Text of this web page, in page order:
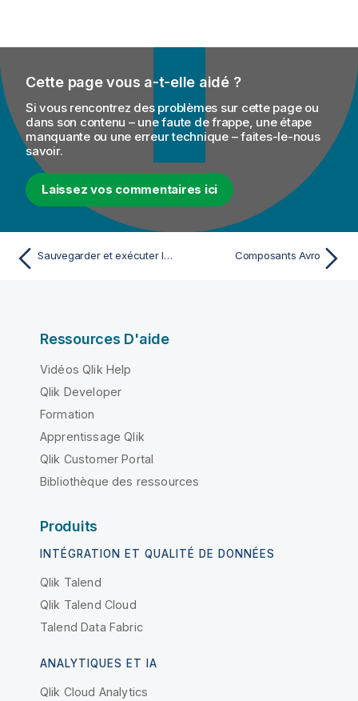
Cette page vous a-t-elle aidé ?
Si vous rencontrez des problèmes sur cette page ou
dans son contenu – une faute de frappe, une étape
manquante ou une erreur technique – faites-le-nous
savoir.
Laissez vos commentaires ici
Sauvegarder et exécuter le Job Composants Avro
Ressources D'aide
Vidéos Qlik Help
Qlik Developer
Formation
Apprentissage Qlik
Qlik Customer Portal
Bibliothèque des ressources
Produits
INTÉGRATION ET QUALITÉ DE DONNÉES
Qlik Talend
Qlik Talend Cloud
Talend Data Fabric
ANALYTIQUES ET IA
Qlik Cloud Analytics